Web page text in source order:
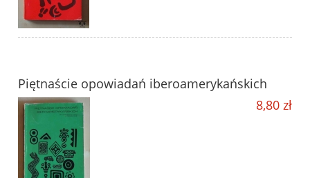
Piętnaście opowiadań iberoamerykańskich
8,80 zł